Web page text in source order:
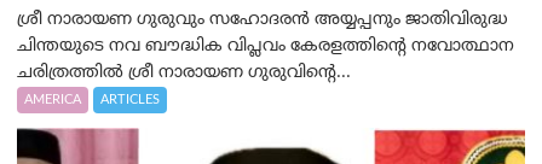
ശ്രീ നാരായണ ഗുരുവും സഹോദരൻ അയ്യപ്പനും ജാതിവിരുദ്ധ
ചിന്തയുടെ നവ ബൗദ്ധിക വിപ്ലവം കേരളത്തിന്റെ നവോത്ഥാന
ചരിത്രത്തിൽ ശ്രീ നാരായണ ഗുരുവിന്റെ...
AMERICA ARTICLES